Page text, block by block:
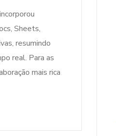
Sheets,
resumindo
real. Para as
mais rica